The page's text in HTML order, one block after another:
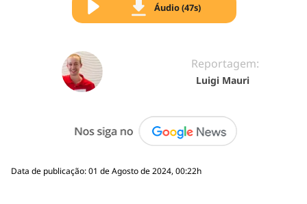
Áudio (47s)
Reportagem:
Luigi Mauri
Data de publicação: 01 de Agosto de 2024, 00:22h